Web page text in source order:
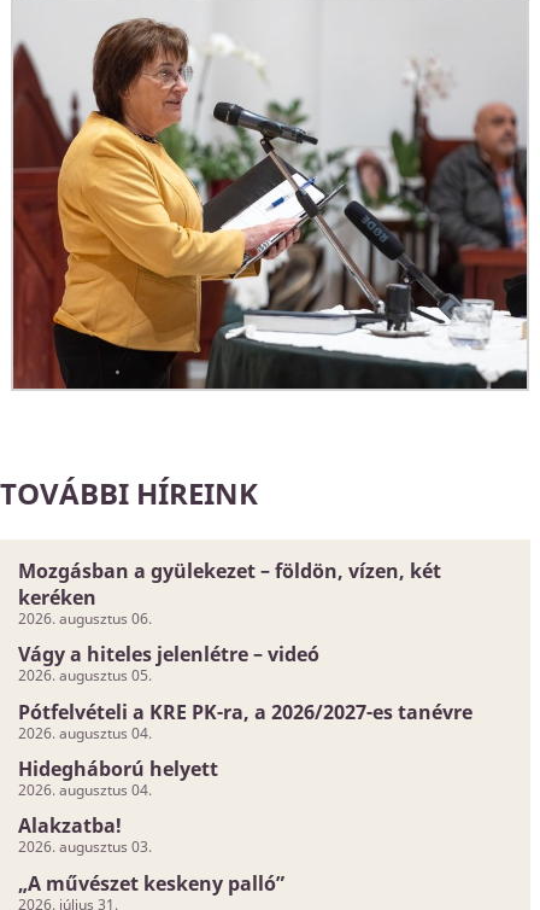
TOVÁBBI HÍREINK
Mozgásban a gyülekezet – földön, vízen, két
keréken
2026. augusztus 06.
Vágy a hiteles jelenlétre – videó
2026. augusztus 05.
Pótfelvételi a KRE PK-ra, a 2026/2027-es tanévre
2026. augusztus 04.
Hidegháború helyett
2026. augusztus 04.
Alakzatba!
2026. augusztus 03.
„A művészet keskeny palló”
2026. július 31.